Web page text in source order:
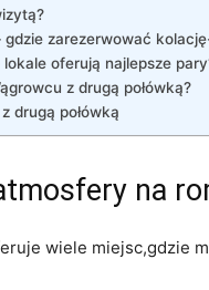
zarezerwować
oferują najlepsze
z drugą połówką?
drugą połówką
na
wiele miejsc,gdzie